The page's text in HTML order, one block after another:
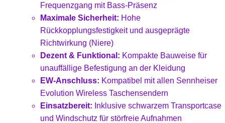
Frequenzgang mit Bass-Präsenz
Maximale Sicherheit: Hohe
Rückkopplungsfestigkeit und ausgeprägte
Richtwirkung (Niere)
Dezent & Funktional: Kompakte Bauweise für
unauffällige Befestigung an der Kleidung
EW-Anschluss: Kompatibel mit allen Sennheiser
Evolution Wireless Taschensendern
Einsatzbereit: Inklusive schwarzem Transportcase
und Windschutz für störfreie Aufnahmen